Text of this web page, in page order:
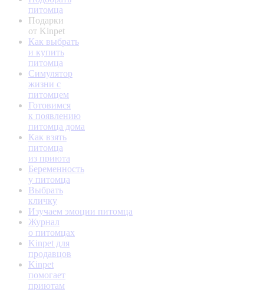
питомца
Подарки
от Kinpet
Как выбрать
и купить
питомца
Симулятор
жизни с
питомцем
Готовимся
к появлению
питомца дома
Как взять
питомца
из приюта
Беременность
у питомца
Выбрать
кличку
Изучаем эмоции питомца
Журнал
о питомцах
Kinpet для
продавцов
Kinpet
помогает
приютам